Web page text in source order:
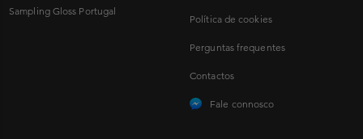
Sampling Gloss Portugal
Política de cookies
Perguntas frequentes
Contactos
Fale connosco